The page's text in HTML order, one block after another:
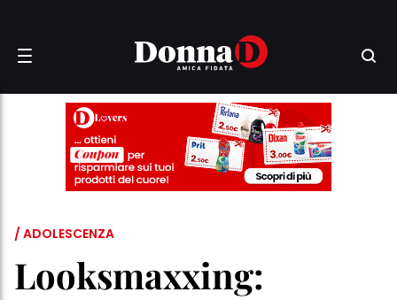
/ ADOLESCENZA
Looksmaxxing: